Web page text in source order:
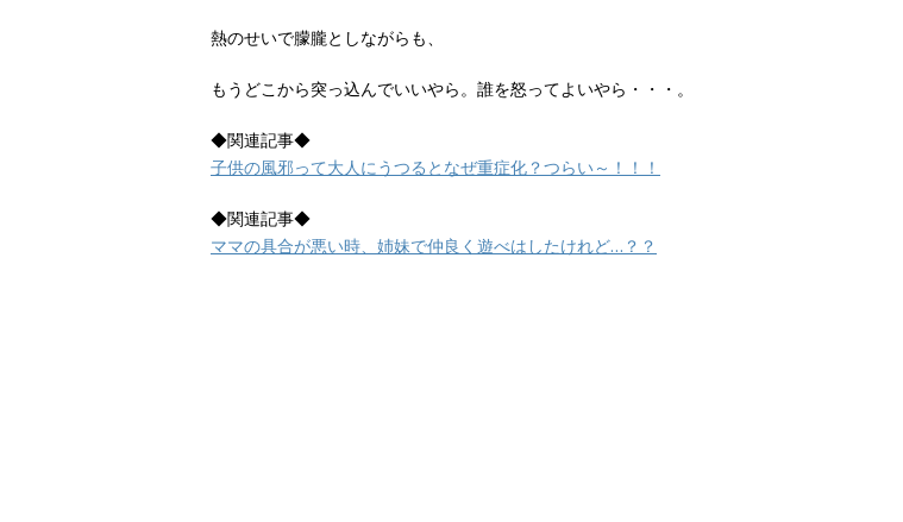
熱のせいで朦朧としながらも、
もうどこから突っ込んでいいやら。誰を怒ってよいやら・・・。
◆関連記事◆
子供の風邪って大人にうつるとなぜ重症化？つらい～！！！
◆関連記事◆
ママの具合が悪い時、姉妹で仲良く遊べはしたけれど…？？